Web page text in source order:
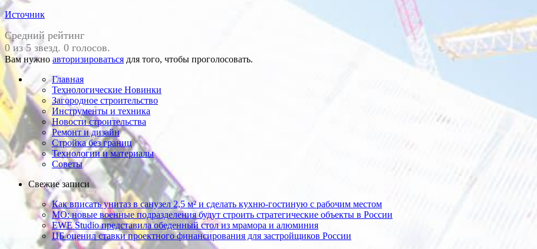
Источник
Средний рейтинг
0 из 5 звезд. 0 голосов.
Вам нужно авторизироваться для того, чтобы проголосовать.
Главная
Технологические Новинки
Загородное строительство
Инструменты и техника
Новости строительства
Ремонт и дизайн
Стройка без границ
Технологии и материалы
Советы
Свежие записи
Как вписать унитаз в санузел 2,5 м²​ и сделать кухню-гостиную с рабочим местом
МО: новые военные подразделения будут строить стратегические объекты в России
EWE Studio представила обеденный стол из мрамора и алюминия
ЦБ оценил ставки проектного финансирования для застройщиков России